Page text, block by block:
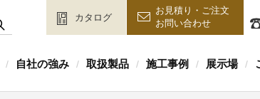
カタログ
お見積り・ご注文
お問い合わせ
/ 自社の強み / 取扱製品 / 施工事例 / 展示場 /